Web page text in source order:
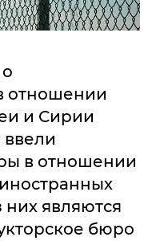
отношении
и Сирии
ввели
в отношении
являются
бюро